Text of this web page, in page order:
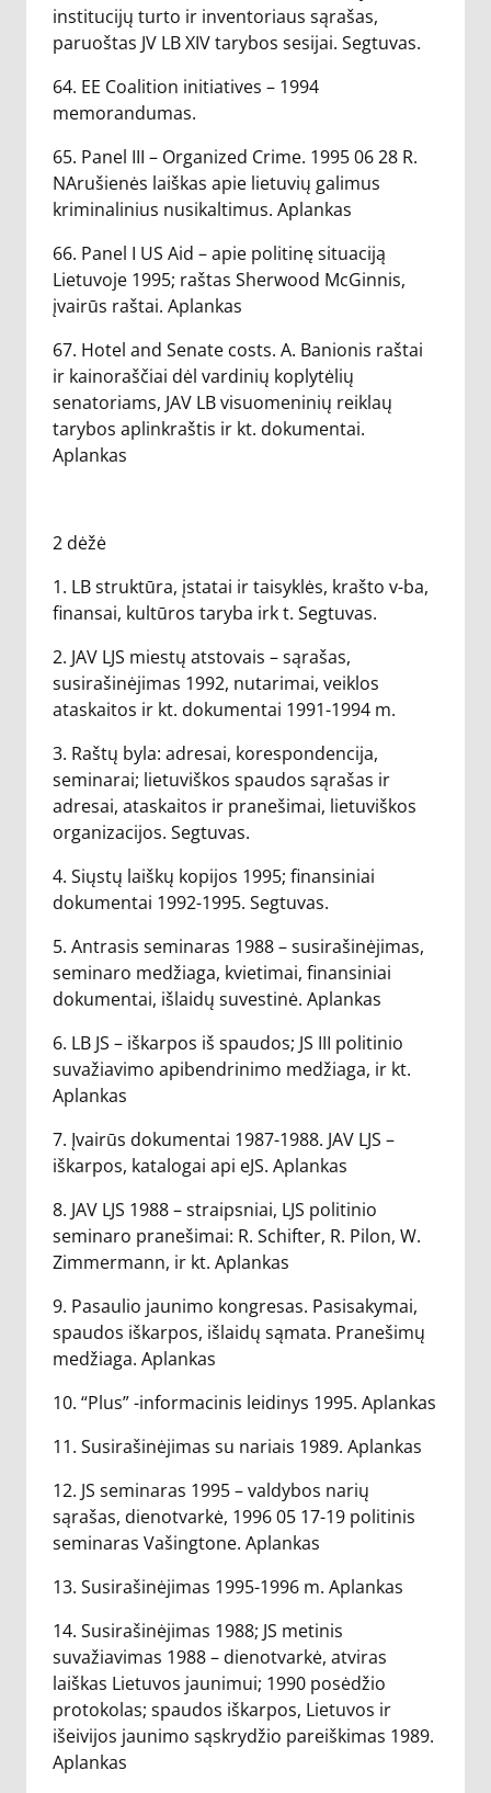
institucijų turto ir inventoriaus sąrašas,
paruoštas JV LB XIV tarybos sesijai. Segtuvas.
64. EE Coalition initiatives – 1994
memorandumas.
65. Panel III – Organized Crime. 1995 06 28 R.
NArušienės laiškas apie lietuvių galimus
kriminalinius nusikaltimus. Aplankas
66. Panel I US Aid – apie politinę situaciją
Lietuvoje 1995; raštas Sherwood McGinnis,
įvairūs raštai. Aplankas
67. Hotel and Senate costs. A. Banionis raštai
ir kainoraščiai dėl vardinių koplytėlių
senatoriams, JAV LB visuomeninių reiklaų
tarybos aplinkraštis ir kt. dokumentai.
Aplankas
2 dėžė
1. LB struktūra, įstatai ir taisyklės, krašto v-ba,
finansai, kultūros taryba irk t. Segtuvas.
2. JAV LJS miestų atstovais – sąrašas,
susirašinėjimas 1992, nutarimai, veiklos
ataskaitos ir kt. dokumentai 1991-1994 m.
3. Raštų byla: adresai, korespondencija,
seminarai; lietuviškos spaudos sąrašas ir
adresai, ataskaitos ir pranešimai, lietuviškos
organizacijos. Segtuvas.
4. Siųstų laiškų kopijos 1995; finansiniai
dokumentai 1992-1995. Segtuvas.
5. Antrasis seminaras 1988 – susirašinėjimas,
seminaro medžiaga, kvietimai, finansiniai
dokumentai, išlaidų suvestinė. Aplankas
6. LB JS – iškarpos iš spaudos; JS III politinio
suvažiavimo apibendrinimo medžiaga, ir kt.
Aplankas
7. Įvairūs dokumentai 1987-1988. JAV LJS –
iškarpos, katalogai api eJS. Aplankas
8. JAV LJS 1988 – straipsniai, LJS politinio
seminaro pranešimai: R. Schifter, R. Pilon, W.
Zimmermann, ir kt. Aplankas
9. Pasaulio jaunimo kongresas. Pasisakymai,
spaudos iškarpos, išlaidų sąmata. Pranešimų
medžiaga. Aplankas
10. “Plus” -informacinis leidinys 1995. Aplankas
11. Susirašinėjimas su nariais 1989. Aplankas
12. JS seminaras 1995 – valdybos narių
sąrašas, dienotvarkė, 1996 05 17-19 politinis
seminaras Vašingtone. Aplankas
13. Susirašinėjimas 1995-1996 m. Aplankas
14. Susirašinėjimas 1988; JS metinis
suvažiavimas 1988 – dienotvarkė, atviras
laiškas Lietuvos jaunimui; 1990 posėdžio
protokolas; spaudos iškarpos, Lietuvos ir
išeivijos jaunimo sąskrydžio pareiškimas 1989.
Aplankas